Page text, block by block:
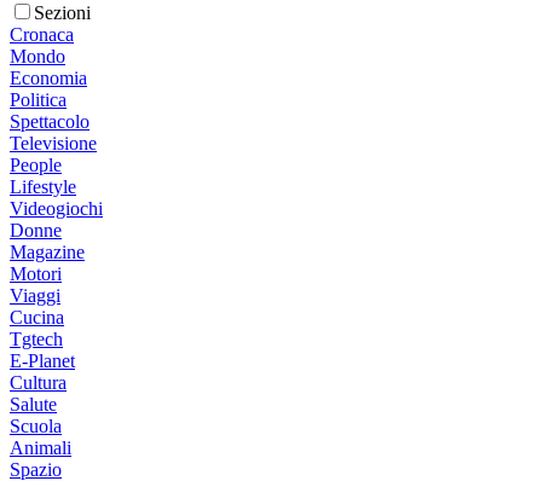
Sezioni
Cronaca
Mondo
Economia
Politica
Spettacolo
Televisione
People
Lifestyle
Videogiochi
Donne
Magazine
Motori
Viaggi
Cucina
Tgtech
E-Planet
Cultura
Salute
Scuola
Animali
Spazio